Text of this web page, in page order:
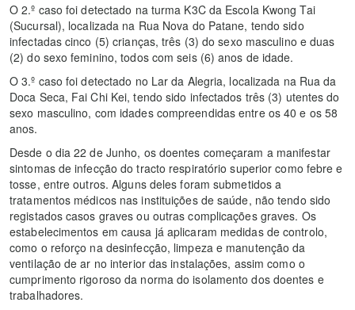
O 2.º caso foi detectado na turma K3C da Escola Kwong Tai
(Sucursal), localizada na Rua Nova do Patane, tendo sido
infectadas cinco (5) crianças, três (3) do sexo masculino e duas
(2) do sexo feminino, todos com seis (6) anos de idade.
O 3.º caso foi detectado no Lar da Alegria, localizada na Rua da
Doca Seca, Fai Chi Kei, tendo sido infectados três (3) utentes do
sexo masculino, com idades compreendidas entre os 40 e os 58
anos.
Desde o dia 22 de Junho, os doentes começaram a manifestar
sintomas de infecção do tracto respiratório superior como febre e
tosse, entre outros. Alguns deles foram submetidos a
tratamentos médicos nas instituições de saúde, não tendo sido
registados casos graves ou outras complicações graves. Os
estabelecimentos em causa já aplicaram medidas de controlo,
como o reforço na desinfecção, limpeza e manutenção da
ventilação de ar no interior das instalações, assim como o
cumprimento rigoroso da norma do isolamento dos doentes e
trabalhadores.